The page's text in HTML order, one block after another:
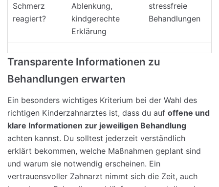
Schmerz
reagiert?
Ablenkung,
kindgerechte
Erklärung
stressfreie
Behandlungen
Transparente Informationen zu
Behandlungen erwarten
Ein besonders wichtiges Kriterium bei der Wahl des
richtigen Kinderzahnarztes ist, dass du auf offene und
klare Informationen zur jeweiligen Behandlung
achten kannst. Du solltest jederzeit verständlich
erklärt bekommen, welche Maßnahmen geplant sind
und warum sie notwendig erscheinen. Ein
vertrauensvoller Zahnarzt nimmt sich die Zeit, auch